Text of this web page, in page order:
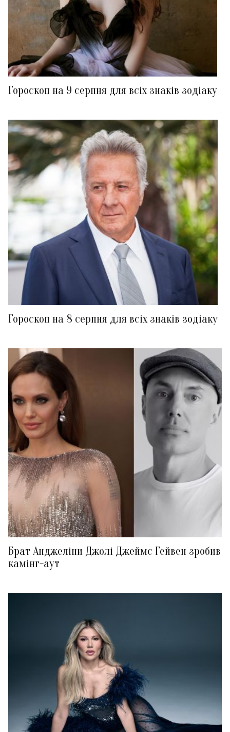
Гороскоп на 9 серпня для всіх знаків зодіаку
Гороскоп на 8 серпня для всіх знаків зодіаку
Брат Анджеліни Джолі Джеймс Гейвен зробив
камінг-аут